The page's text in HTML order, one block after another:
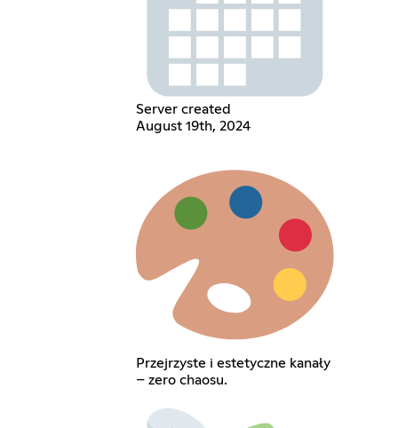
Server created
August 19th, 2024
Przejrzyste i estetyczne kanały
– zero chaosu.